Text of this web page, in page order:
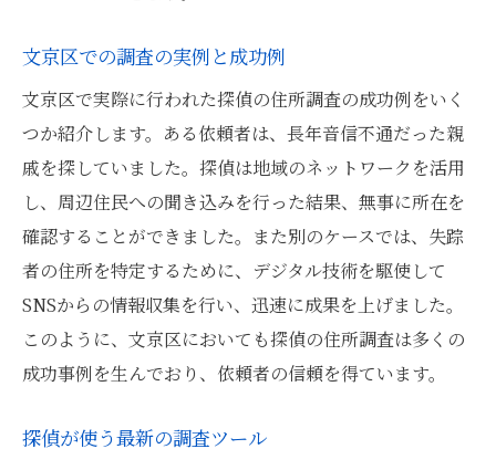
文京区での調査の実例と成功例
文京区で実際に行われた探偵の住所調査の成功例をいく
つか紹介します。ある依頼者は、長年音信不通だった親
戚を探していました。探偵は地域のネットワークを活用
し、周辺住民への聞き込みを行った結果、無事に所在を
確認することができました。また別のケースでは、失踪
者の住所を特定するために、デジタル技術を駆使して
SNSからの情報収集を行い、迅速に成果を上げました。
このように、文京区においても探偵の住所調査は多くの
成功事例を生んでおり、依頼者の信頼を得ています。
探偵が使う最新の調査ツール